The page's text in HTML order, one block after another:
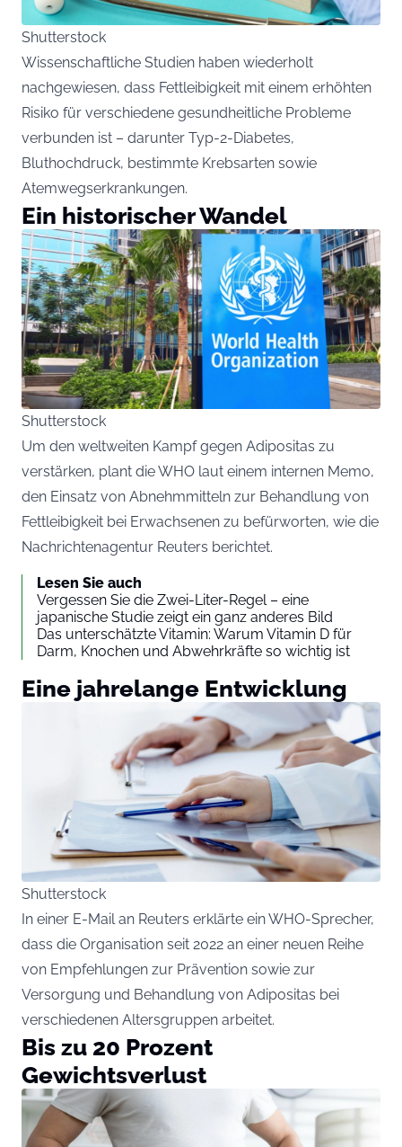
Shutterstock
Wissenschaftliche Studien haben wiederholt
nachgewiesen, dass Fettleibigkeit mit einem erhöhten
Risiko für verschiedene gesundheitliche Probleme
verbunden ist – darunter Typ-2-Diabetes,
Bluthochdruck, bestimmte Krebsarten sowie
Atemwegserkrankungen.
Ein historischer Wandel
Shutterstock
Um den weltweiten Kampf gegen Adipositas zu
verstärken, plant die WHO laut einem internen Memo,
den Einsatz von Abnehmmitteln zur Behandlung von
Fettleibigkeit bei Erwachsenen zu befürworten, wie die
Nachrichtenagentur Reuters berichtet.
Lesen Sie auch
Vergessen Sie die Zwei-Liter-Regel – eine
japanische Studie zeigt ein ganz anderes Bild
Das unterschätzte Vitamin: Warum Vitamin D für
Darm, Knochen und Abwehrkräfte so wichtig ist
Eine jahrelange Entwicklung
Shutterstock
In einer E-Mail an Reuters erklärte ein WHO-Sprecher,
dass die Organisation seit 2022 an einer neuen Reihe
von Empfehlungen zur Prävention sowie zur
Versorgung und Behandlung von Adipositas bei
verschiedenen Altersgruppen arbeitet.
Bis zu 20 Prozent
Gewichtsverlust